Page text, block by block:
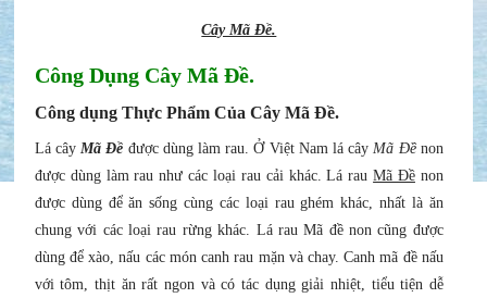
Cây Mã Đề.
Công Dụng Cây Mã Đề.
Công dụng Thực Phẩm Của Cây Mã Đề.
Lá cây Mã Đề được dùng làm rau. Ở Việt Nam lá câyMã Đề non
được dùng làm rau như các loại rau cải khác. Lá rauMã Đềnon
được dùng để ăn sống cùng các loại rau ghém khác, nhất là ăn
chung với các loại rau rừng khác. Lá rau Mã đề non cũng được
dùng để xào, nấu các món canh rau mặn và chay. Canh mã đề nấu
với tôm, thịt ăn rất ngon và có tác dụng giải nhiệt, tiểu tiện dễ